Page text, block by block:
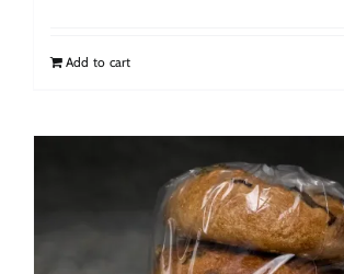
Add to cart